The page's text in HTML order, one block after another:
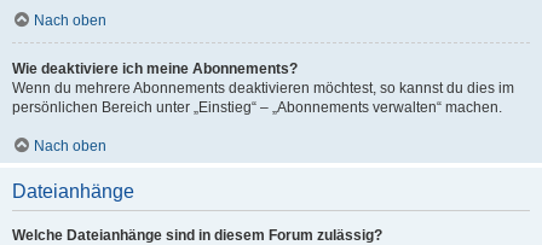
Nach oben
Wie deaktiviere ich meine Abonnements?
Wenn du mehrere Abonnements deaktivieren möchtest, so kannst du dies im
persönlichen Bereich unter „Einstieg“ – „Abonnements verwalten“ machen.
Nach oben
Dateianhänge
Welche Dateianhänge sind in diesem Forum zulässig?